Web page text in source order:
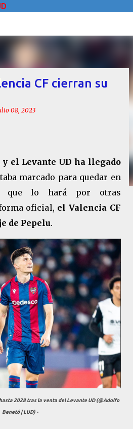
principal
CF cierran su
08, 2023
y el Levante UD ha llegado
marcado para quedar en
que lo hará por otras
oficial, el Valencia CF
de Pepelu.
2028 tras la venta del Levante UD (@Adolfo
Benetó | LUD) -